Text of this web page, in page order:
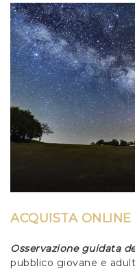
ACQUISTA ONLINE
Osservazione guidata
pubblico giovane e